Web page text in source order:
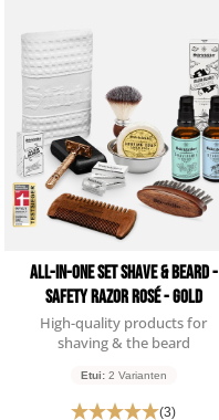
All-in-one Set Shave & Beard -
Safety Razor Rosé - Gold
High-quality products for
shaving & the beard
Etui: 2 Varianten
(3)